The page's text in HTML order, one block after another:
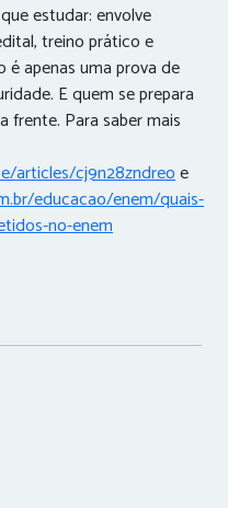
estudar: envolve
treino prático e
é apenas uma prova de
E quem se prepara
frente. Para saber mais
articles/cj9n28zndreoe
educacao/enem/quais-
no-enem